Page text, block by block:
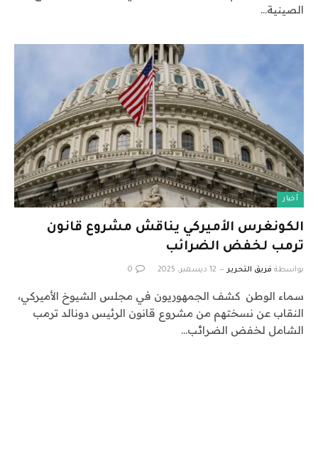
الصينية…
أخبار
الكونغرس الأميركي يناقش مشروع قانون
ترمب لخفض الضرائب
بواسطة فريق التحرير 12 ديسمبر، 2025 0
سماء الوطن كشف الجمهوريون في مجلس الشيوخ الأميركي،
النقاب عن نسختهم من مشروع قانون الرئيس دونالد ترمب
الشامل لخفض الضرائب…